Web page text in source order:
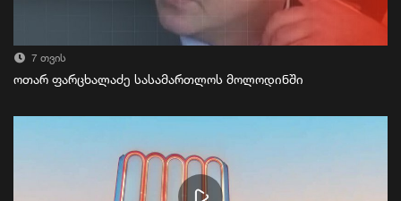
7 თვის
ოთარ ფარცხალაძე სასამართლოს მოლოდინში